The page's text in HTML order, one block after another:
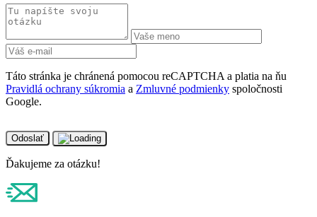
Táto stránka je chránená pomocou reCAPTCHA a platia na ňu
Pravidlá ochrany súkromia a Zmluvné podmienky spoločnosti
Google.
Odoslať
Ďakujeme za otázku!